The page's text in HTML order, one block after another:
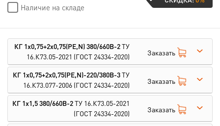
Наличие на складе
КГ 1х0,75+2х0,75(PE,N) 380/660В-2ТУ
16.К73.05-2021 (ГОСТ 24334-2020) Заказать
КГ 1х0,75+2х0,75(PE,N)-220/380В-3ТУ
16.К73.077-2006 (ГОСТ 24334-2020) Заказать
КГ 1х1,5 380/660В-2ТУ 16.К73.05-2021
(ГОСТ 24334-2020)
Заказать